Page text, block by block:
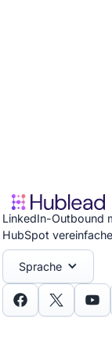
LinkedIn-Outbound
HubSpot
Sprache